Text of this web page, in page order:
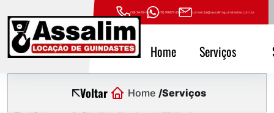
(19) 3439-1593 (19) 99677-2944 comercial@assalimguindastes.com.br
Home Serviços
Voltar Home Serviços